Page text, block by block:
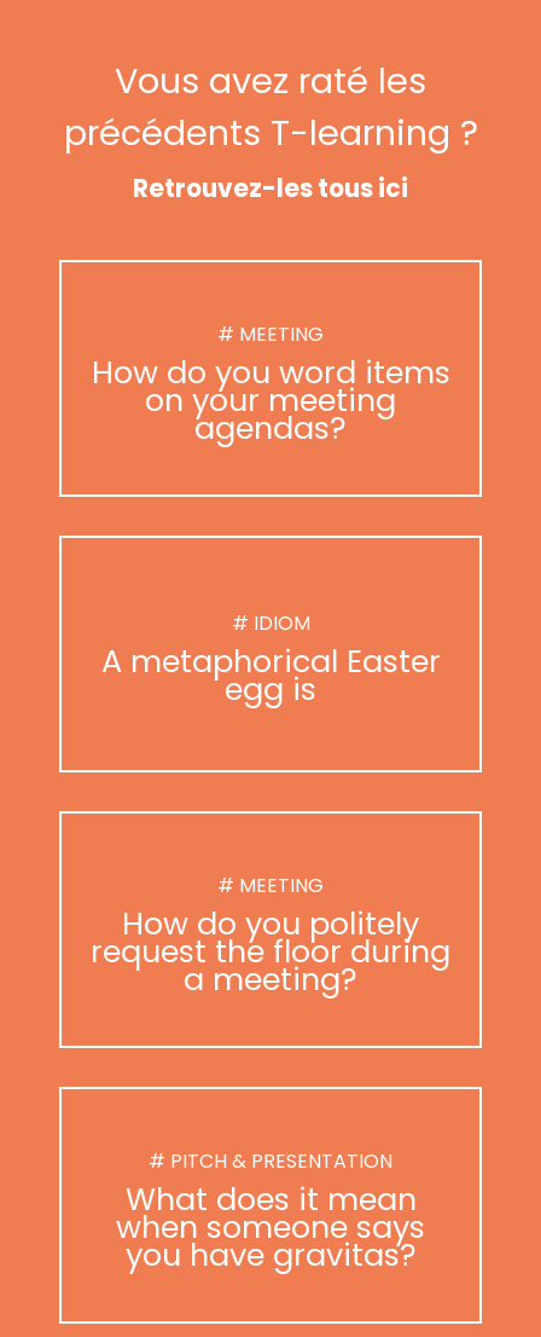
Vous avez raté les
précédents T-learning ?
Retrouvez-les tous ici
# MEETING
How do you word items
on your meeting
agendas?
# IDIOM
A metaphorical Easter
egg is
# MEETING
How do you politely
request the floor during
a meeting?
# PITCH & PRESENTATION
What does it mean
when someone says
you have gravitas?